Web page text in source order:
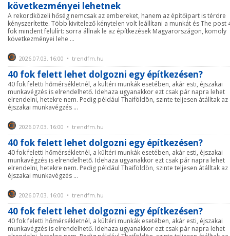
következményei lehetnek
A rekordközeli hőség nemcsak az embereket, hanem az építőipart is térdre
kényszerítette. Több kivitelező kénytelen volt leállítani a munkát és The post
fok mindent felülírt: sorra állnak le az építkezések Magyarországon, komoly
következményei lehe ...
2026.07.03. 16:00 • trendfm.hu
40 fok felett lehet dolgozni egy építkezésen?
40 fok feletti hőmérsékletnél, a kültéri munkák esetében, akár esti, éjszakai
munkavégzés is elrendelhető. Idehaza ugyanakkor ezt csak pár napra lehet
elrendelni, hetekre nem. Pedig például Thaiföldön, szinte teljesen átálltak az
éjszakai munkavégzés ...
2026.07.03. 16:00 • trendfm.hu
40 fok felett lehet dolgozni egy építkezésen?
40 fok feletti hőmérsékletnél, a kültéri munkák esetében, akár esti, éjszakai
munkavégzés is elrendelhető. Idehaza ugyanakkor ezt csak pár napra lehet
elrendelni, hetekre nem. Pedig például Thaiföldön, szinte teljesen átálltak az
éjszakai munkavégzés ...
2026.07.03. 16:00 • trendfm.hu
40 fok felett lehet dolgozni egy építkezésen?
40 fok feletti hőmérsékletnél, a kültéri munkák esetében, akár esti, éjszakai
munkavégzés is elrendelhető. Idehaza ugyanakkor ezt csak pár napra lehet